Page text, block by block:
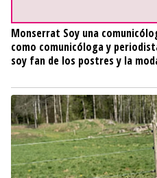
Monserrat Soy una
como comunicóloga y
soy fan de los postres y la